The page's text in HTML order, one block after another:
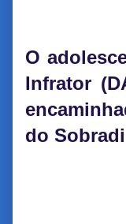
O
Infrator
do